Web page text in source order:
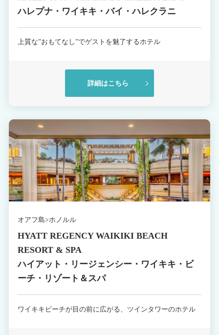
ハレプナ・ワイキキ・バイ・ハレクラニ
上質な”おもてなし”でゲストを魅了するホテル
詳細はこちら
オアフ島>ホノルル
HYATT REGENCY WAIKIKI BEACH
RESORT & SPA
ハイアット・リージェンシー・ワイキキ・ビ
ーチ・リゾート＆スパ
ワイキキビーチが目の前に広がる、ツインタワーのホテル